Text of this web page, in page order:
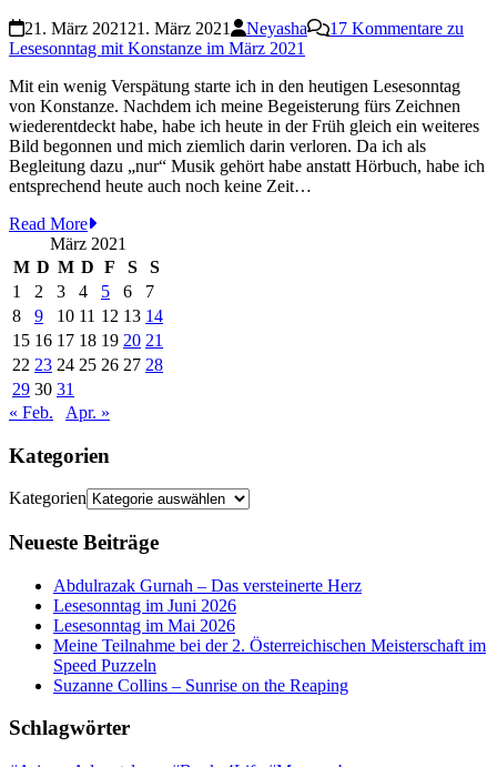
21. März 2021 21. März 2021 Neyasha 17 Kommentare zu
Lesesonntag mit Konstanze im März 2021
Mit ein wenig Verspätung starte ich in den heutigen Lesesonntag
von Konstanze. Nachdem ich meine Begeisterung fürs Zeichnen
wiederentdeckt habe, habe ich heute in der Früh gleich ein weiteres
Bild begonnen und mich ziemlich darin verloren. Da ich als
Begleitung dazu „nur“ Musik gehört habe anstatt Hörbuch, habe ich
entsprechend heute auch noch keine Zeit…
Read More
März 2021
M D M D F S
S
1
2 3 4 5 6
7
8
9 10 11 12 13 14
15 16 17 18 19 20 21
22 23 24 25 26 27 28
29 30 31
« Feb.
Apr. »
Kategorien
Kategorien
Neueste Beiträge
Abdulrazak Gurnah – Das versteinerte Herz
Lesesonntag im Juni 2026
Lesesonntag im Mai 2026
Meine Teilnahme bei der 2. Österreichischen Meisterschaft im
Speed Puzzeln
Suzanne Collins – Sunrise on the Reaping
Schlagwörter